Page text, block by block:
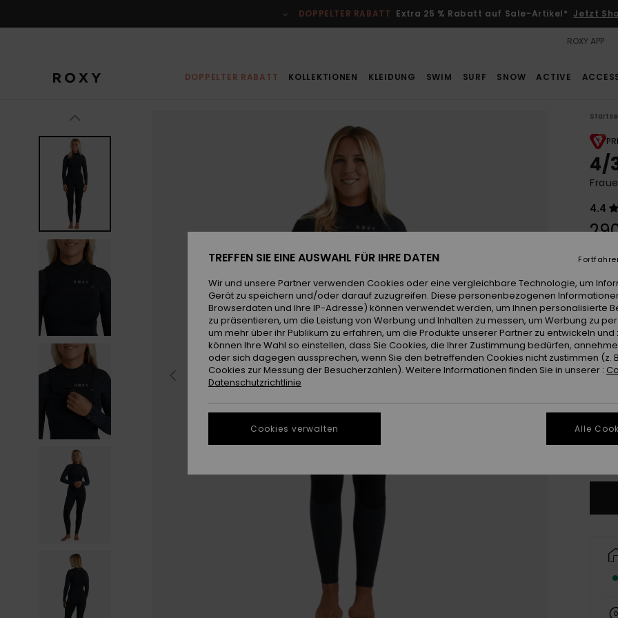
DOPPELTER RABATT Extra 25 % Rabatt auf Sale-Artikel* Jetzt
ROXY APP
DOPPELTER RABATT KOLLEKTIONEN KLEIDUNG SWIM SURF SNOW ACTIVE
4/
4.4
TREFFEN SIE EINE AUSWAHL FÜR IHRE DATEN
Wir und unsere Partner verwenden Cookies oder eine vergleichbare Technologie, um
Gerät zu speichern und/oder darauf zuzugreifen. Diese personenbezogenen
Browserdaten und Ihre IP-Adresse) können verwendet werden, um Ihnen personalisierte
zu präsentieren, um die Leistung von Werbung und Inhalten zu messen, um Werbung zu
um mehr über ihr Publikum zu erfahren, um die Produkte unserer Partner zu entwickeln und
können Ihre Wahl so einstellen, dass Sie Cookies, die Ihrer Zustimmung bedürfen,
oder sich dagegen aussprechen, wenn Sie den betreffenden Cookies nicht zustimmen (z.
Cookies zur Messung der Besucherzahlen). Weitere Informationen finden Sie in unserer :
Datenschutzrichtlinie
Cookies verwalten Alle